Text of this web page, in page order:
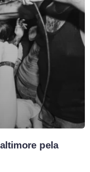
pela